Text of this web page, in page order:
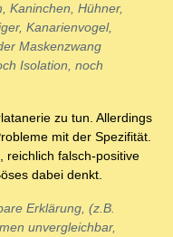
Kaninchen, Hühner,
Kanarienvogel,
Maskenzwang
Isolation, noch
zu tun. Allerdings
mit der Spezifität.
reichlich falsch-positive
dabei denkt.
Erklärung, (z.B.
unvergleichbar,